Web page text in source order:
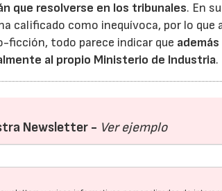
que resolverse en los tribunales. En
calificado como inequívoca, por lo que
ficción, todo parece indicar que
al propio Ministerio de Industria.
Newsletter - Ver ejemplo